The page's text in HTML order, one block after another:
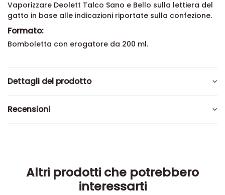
Vaporizzare Deolett Talco Sano e Bello sulla lettiera del
gatto in base alle indicazioni riportate sulla confezione.
Formato:
Bomboletta con erogatore da 200 ml.
Dettagli del prodotto
Recensioni
Altri prodotti che potrebbero
interessarti